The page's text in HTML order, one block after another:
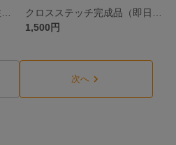
1,500円
次へ